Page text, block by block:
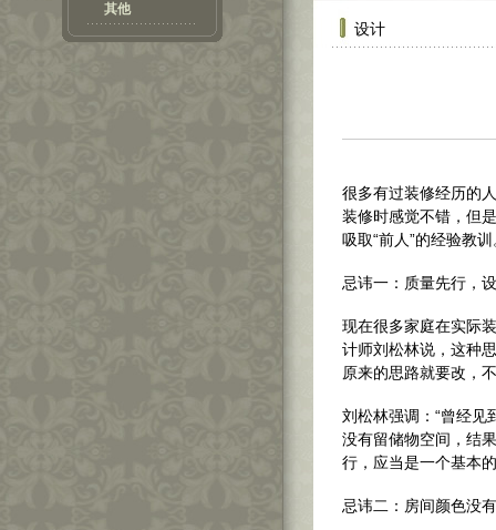
其他
设计
很多有过装修经历的
装修时感觉不错，但
吸取“前人”的经验教
忌讳一：质量先行，
现在很多家庭在实际
计师刘松林说，这种
原来的思路就要改，
刘松林强调：“曾经见
没有留储物空间，结
行，应当是一个基本
忌讳二：房间颜色没